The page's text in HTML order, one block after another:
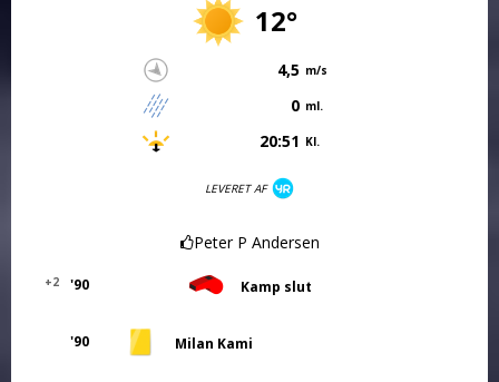
12°
4,5 m/s
0 ml.
20:51 Kl.
LEVERET AF
Peter P Andersen
'90
+2 Kamp slut
'90 Milan Kami